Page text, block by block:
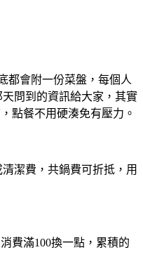
都會附一份菜盤，每個人
問到的資訊給大家，其實
點餐不用硬湊免有壓力。
潔費，共鍋費可折抵，用
費滿100換一點，累積的